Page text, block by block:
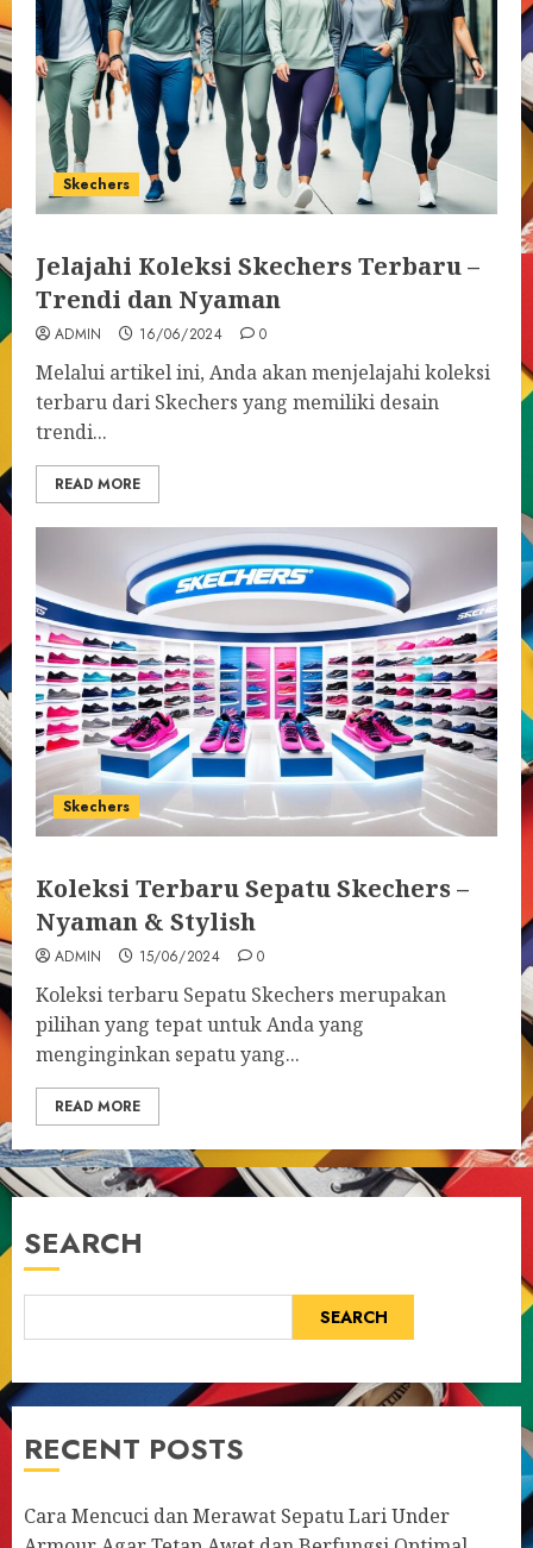
Skechers
Jelajahi Koleksi Skechers Terbaru –
Trendi dan Nyaman
ADMIN 16/06/2024 0
Melalui artikel ini, Anda akan menjelajahi koleksi
terbaru dari Skechers yang memiliki desain
trendi...
READ MORE
Skechers
Koleksi Terbaru Sepatu Skechers –
Nyaman & Stylish
ADMIN 15/06/2024 0
Koleksi terbaru Sepatu Skechers merupakan
pilihan yang tepat untuk Anda yang
menginginkan sepatu yang...
READ MORE
SEARCH
SEARCH
RECENT POSTS
Cara Mencuci dan Merawat Sepatu Lari Under